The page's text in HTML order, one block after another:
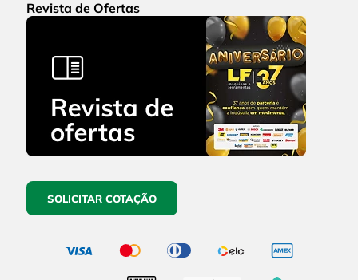
Revista de Ofertas
SOLICITAR COTAÇÃO